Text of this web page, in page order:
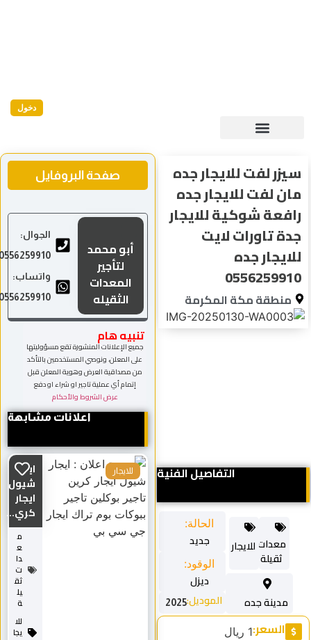
دخول
سيزر لفت للايجار جده
مان لفت للايجار جده
رافعة شوكية للايجار
جدة تاورات لايت
للايجار جده
0556259910
منطقة مكة المكرمة
التفاصيل الفنية
الحالة:
جديد
الوقود:
ديزل
الموديل:2025 مدينة جده
معدات
ثقيلة
للايجار
السعر:1 ريال
صفحة البروفايل
أبو محمد
لتأجير
المعدات
الثقيله
الجوال:
0556259910
واتساب:
0556259910
تنبيه هام
جميع الإعلانات المنشورة تقع مسؤوليتها
على المعلن، ونوصي المستخدمين بالتأكد
من مصداقية العرض وهوية المعلن قبل
إتمام أي عملية تاجير او شراء او دفع
عرض الشروط والأحكام
اعلانات مشابهة
ايجار
شيول
ايجار
كري...
ع
دا
ت
ثق
يل
ة
للا
يجا
للايجار